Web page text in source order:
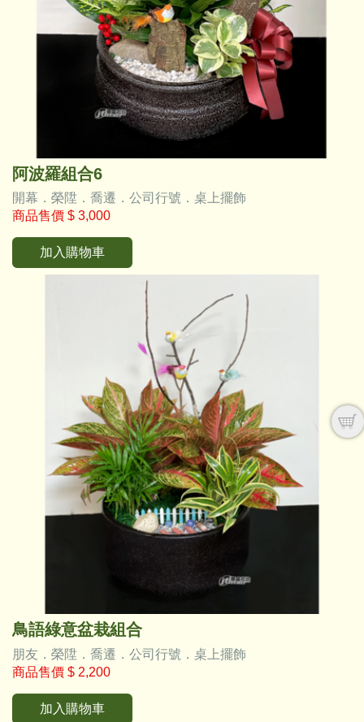
阿波羅組合6
開幕．榮陞．喬遷．公司行號．桌上擺飾
商品售價 $ 3,000
加入購物車
鳥語綠意盆栽組合
朋友．榮陞．喬遷．公司行號．桌上擺飾
商品售價 $ 2,200
加入購物車